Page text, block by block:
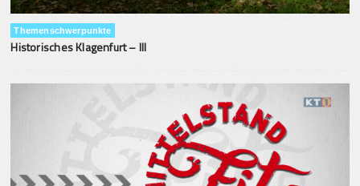
Themenschwerpunkte
Historisches Klagenfurt – III